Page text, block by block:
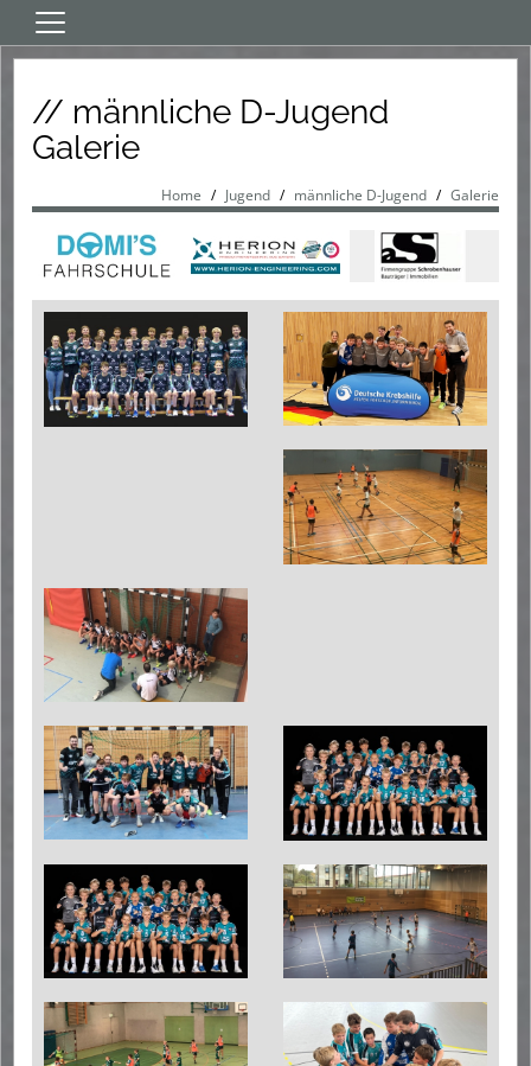
Aktive
Jugend
Sponsoren
Events
HT fördern
App/Download/Links/LIVE
HT-Shop
// männliche D-Jugend
Galerie
Home Jugend männliche D-Jugend Galerie